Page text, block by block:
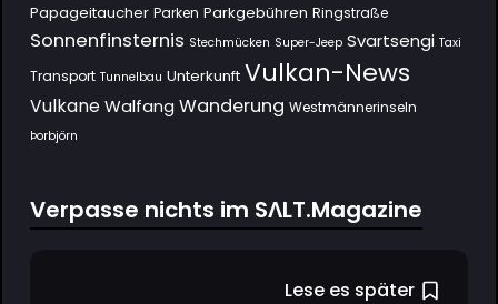
Papageitaucher Parken Parkgebühren Ringstraße
Sonnenfinsternis Stechmücken Super-Jeep Svartsengi Taxi
Transport Tunnelbau Unterkunft Vulkan-News
Vulkane Walfang Wanderung Westmännerinseln
Þorbjörn
Verpasse nichts im SΛLT.Magazine
Lese es später